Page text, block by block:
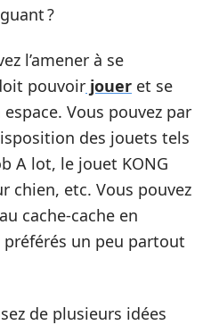
?
l’amener à se
pouvoir jouer et se
Vous pouvez par
des jouets tels
A lot, le jouet KONG
chien, etc. Vous pouvez
cache-cache en
un peu partout
de plusieurs idées